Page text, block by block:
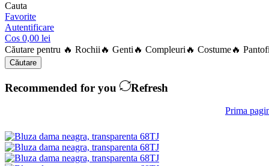
Cauta
Favorite
Autentificare
Cos 0,00 lei
Căutare pentru 🔥 Rochii 🔥 Genti 🔥 Compleuri 🔥 Costume🔥 Pantofi
Căutare
Recommended for you Refresh
Prima